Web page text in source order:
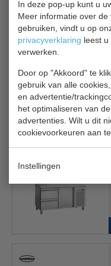
In deze pop-up kunt u
Meer informatie over
gebruiken, vindt u op
privacyverklaring leest
verwerken.
Door op "Akkoord" te
gebruik van alle
en advertentie/
het optimaliseren van
advertenties. Wilt u dit
cookievoorkeuren aan te
Instellingen
2 jaar garantie.